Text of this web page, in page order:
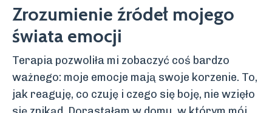
Zrozumienie źródeł mojego
świata emocji
Terapia pozwoliła mi zobaczyć coś bardzo
ważnego: moje emocje mają swoje korzenie. To,
jak reaguję, co czuję i czego się boję, nie wzięło